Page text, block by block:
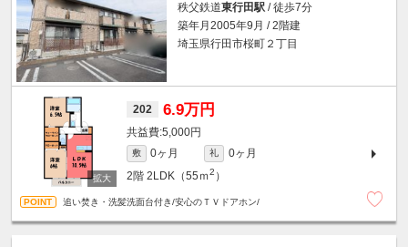
秩父鉄道東行田駅 / 徒歩7分
築年月2005年9月 / 2階建
埼玉県行田市桜町２丁目
202 6.9万円
5,000円
敷 0ヶ月 礼
0ヶ月
2階 2LDK（55ｍ2 ）
追い焚き・洗髪洗面台付き/安心のＴＶドアホン/